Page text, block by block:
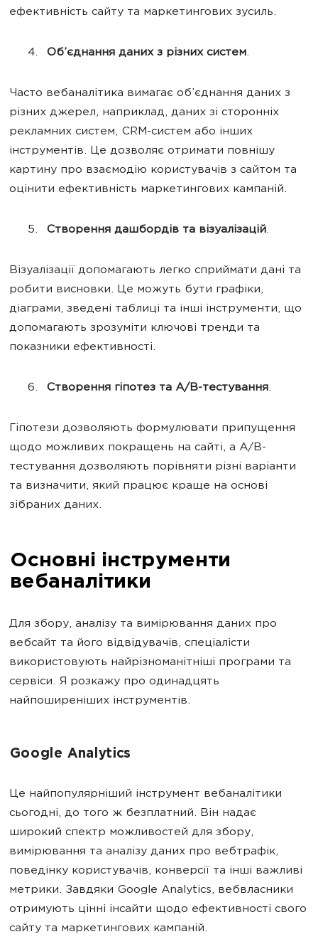
ефективність сайту та маркетингових зусиль.
Об’єднання даних з різних систем.
Часто вебаналітика вимагає об’єднання даних з
різних джерел, наприклад, даних зі сторонніх
рекламних систем, CRM-систем або інших
інструментів. Це дозволяє отримати повнішу
картину про взаємодію користувачів з сайтом та
оцінити ефективність маркетингових кампаній.
Створення дашбордів та візуалізацій.
Візуалізації допомагають легко сприймати дані та
робити висновки. Це можуть бути графіки,
діаграми, зведені таблиці та інші інструменти, що
допомагають зрозуміти ключові тренди та
показники ефективності.
Створення гіпотез та А/В-тестування.
Гіпотези дозволяють формулювати припущення
щодо можливих покращень на сайті, а А/В-
тестування дозволяють порівняти різні варіанти
та визначити, який працює краще на основі
зібраних даних.
Основні інструменти
вебаналітики
Для збору, аналізу та вимірювання даних про
вебсайт та його відвідувачів, спеціалісти
використовують найрізноманітніші програми та
сервіси. Я розкажу про одинадцять
найпоширеніших інструментів.
Google Analytics
Це найпопулярніший інструмент вебаналітики
сьогодні, до того ж безплатний. Він надає
широкий спектр можливостей для збору,
вимірювання та аналізу даних про вебтрафік,
поведінку користувачів, конверсії та інші важливі
метрики. Завдяки Google Analytics, вебвласники
отримують цінні інсайти щодо ефективності свого
сайту та маркетингових кампаній.